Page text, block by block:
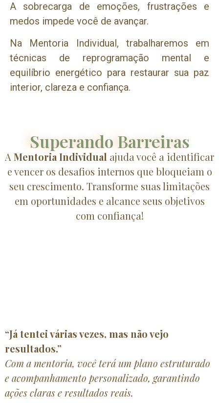
A sobrecarga de emoções, frustrações e
medos impede você de avançar.
Na Mentoria Individual, trabalharemos em
técnicas de reprogramação mental e
equilíbrio energético para restaurar sua paz
interior, clareza e confiança.
Superando Barreiras
A Mentoria Individual ajuda você a identificar
e vencer os desafios internos que bloqueiam o
seu crescimento. Transforme suas limitações
em oportunidades e alcance seus objetivos
com confiança!
“Já tentei várias vezes, mas não vejo
resultados.”
Com a mentoria, você terá um plano estruturado
e acompanhamento personalizado, garantindo
ações claras e resultados reais.